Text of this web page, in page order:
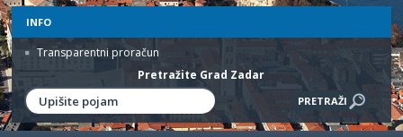
INFO
Transparentni proračun
Pretražite Grad Zadar